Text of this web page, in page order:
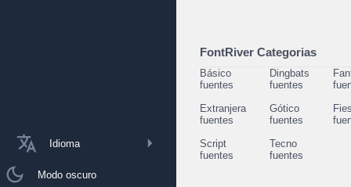
Idioma
Modo oscuro
FontRiver Categorias
Básico
fuentes
Dingbats
fuentes
Extranjera
fuentes
Gótico
fuentes
Script
fuentes
Tecno
fuentes